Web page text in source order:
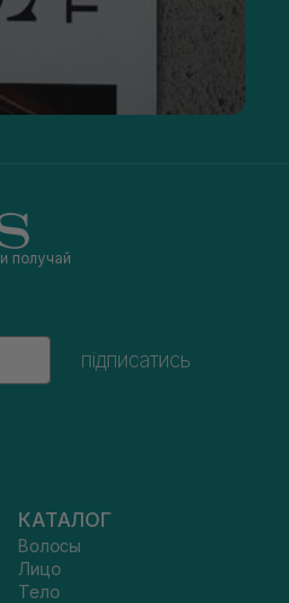
и получай
підписатись
КАТАЛОГ
Волосы
Лицо
Тело